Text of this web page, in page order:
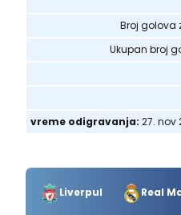
Broj golova
Ukupan broj
vreme odigravanja: 27. nov
Liverpul Real